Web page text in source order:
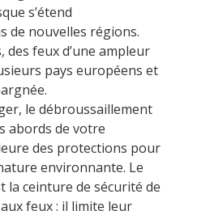
s’étend
de nouvelles régions.
des feux d’une ampleur
pays européens et
le débroussaillement
abords de votre
des protections pour
environnante. Le
la ceinture de sécurité de
feux : il limite leur